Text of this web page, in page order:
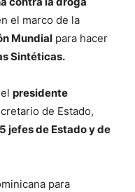
el marco de la
Mundial para hacer
Sintéticas.
presidente
de Estado,
jefes de Estado y de
para